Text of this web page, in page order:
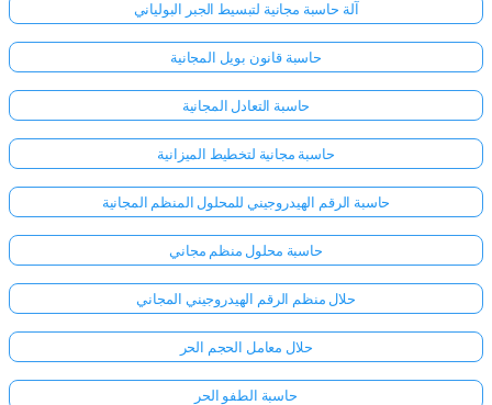
آلة حاسبة مجانية لتبسيط الجبر البولياني
حاسبة قانون بويل المجانية
حاسبة التعادل المجانية
حاسبة مجانية لتخطيط الميزانية
حاسبة الرقم الهيدروجيني للمحلول المنظم المجانية
حاسبة محلول منظم مجاني
حلال منظم الرقم الهيدروجيني المجاني
حلال معامل الحجم الحر
حاسبة الطفو الحر